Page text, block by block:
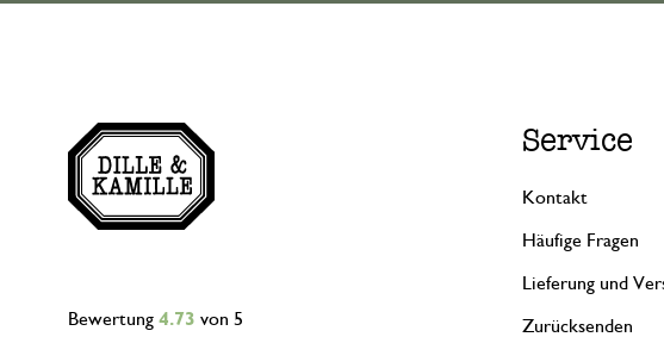
Bewertung 4.73 von 5
Service
Kontakt
Häufige Fragen
Lieferung und
Zurücksenden